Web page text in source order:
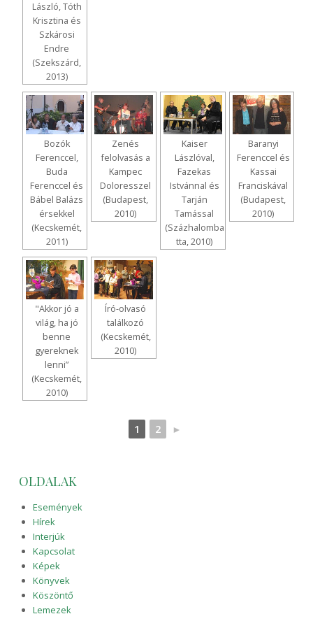
László, Tóth
Krisztina és
Szkárosi
Endre
(Szekszárd,
2013)
Bozók
Ferenccel,
Buda
Ferenccel és
Bábel Balázs
érsekkel
(Kecskemét,
2011)
Zenés
felolvasás a
Kampec
Doloresszel
(Budapest,
2010)
Kaiser
Lászlóval,
Fazekas
Istvánnal és
Tarján
Tamással
(Százhalomba
tta, 2010)
Baranyi
Ferenccel és
Kassai
Franciskával
(Budapest,
2010)
"Akkor jó a
világ, ha jó
benne
gyereknek
lenni”
(Kecskemét,
2010)
Író-olvasó
találkozó
(Kecskemét,
2010)
1 2 ►
OLDALAK
Események
Hírek
Interjúk
Kapcsolat
Képek
Könyvek
Köszöntő
Lemezek